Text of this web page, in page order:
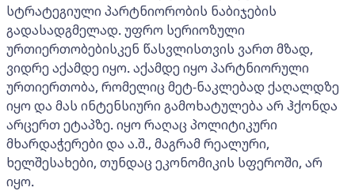
სტრატეგიული პარტნიორობის ნაბიჯების
გადასადგმელად. უფრო სერიოზული
ურთიერთობებისკენ წასვლისთვის ვართ მზად,
ვიდრე აქამდე იყო. აქამდე იყო პარტნიორული
ურთიერთობა, რომელიც მეტ-ნაკლებად ქაღალდზე
იყო და მას ინტენსიური გამოხატულება არ ჰქონდა
არცერთ ეტაპზე. იყო რაღაც პოლიტიკური
მხარდაჭერები და ა.შ., მაგრამ რეალური,
ხელშესახები, თუნდაც ეკონომიკის სფეროში, არ
იყო.